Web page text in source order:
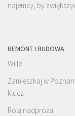
najemcy, by
REMONT I BUDOWA
Wille
Zamieszkaj w
klucz
Rolą nadproża